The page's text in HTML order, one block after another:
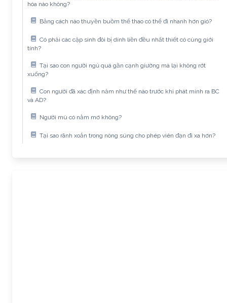
hóa nào không?
Bằng cách nào thuyền buồm thể thao có thể đi nhanh hơn gió?
Có phải các cặp sinh đôi bị dính liền đều nhất thiết có cùng giới
tính?
Tại sao con người ngủ quá gần cạnh giường mà lại không rớt
xuống?
Con người đã xác định năm như thế nào trước khi phát minh ra BC
và AD?
Người mù có nằm mơ không?
Tại sao rãnh xoắn trong nòng súng cho phép viên đạn đi xa hơn?